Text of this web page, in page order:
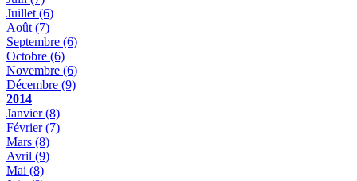
Juillet(6)
Août(7)
Septembre (6)
Octobre (6)
Novembre (6)
Décembre (9)
2014
Janvier(8)
Février(7)
Mars (8)
Avril (9)
Mai (8)